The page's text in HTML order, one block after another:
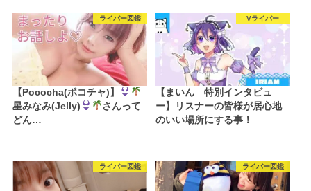
ライバー図鑑
【Pococha(ポコチャ)】
星みなみ(Jelly)
さんって
どん…
Vライバー
【まいん 特別インタビュ
ー】リスナーの皆様が居心地
のいい場所にする事！
ライバー図鑑 ライバー図鑑